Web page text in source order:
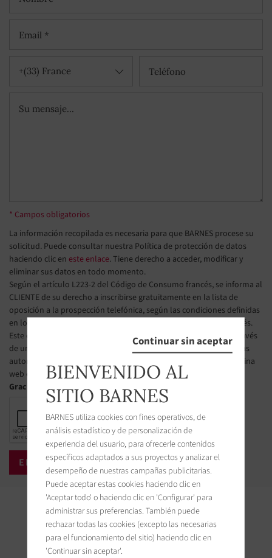
+(33) France
* Campos obligatorios
La información recopilada es necesaria para que BARNES procese su
solicitud. Puede consultar nuestra Política de protección de datos
haciendo clic en este enlace. Tiene derecho a acceder, modificar y
eliminar sus datos en todo momento.
Según el artículo L223-2 del Código de Consumo francés, se informa al
CLIENTE de su derecho a inscribirse gratuitamente en la lista de
oposición a la prospección telefónica, según las condiciones definidas
en los artículos L223-1 y siguientes del Código de Consumo francés.
Este derecho de oposición puede ser ejercido por el CLIENTE a través
de una página web gestionado por el organismo designado por las
autoridades públicas francesas para administrar esta lista. La página
web es la siguiente : https://www.bloctel.gouv.fr.
Gracias marcar la casilla
Propiedades cercanas
Continuar sin aceptar
BIENVENIDO AL
SITIO BARNES
BARNES utiliza cookies con fines operativos, de
análisis estadístico y de personalización de
experiencia del usuario, para ofrecerle contenidos
específicos adaptados a sus proyectos y analizar el
desempeño de nuestras campañas publicitarias.
Puede aceptar estas cookies haciendo clic en
'Aceptar todo' o haciendo clic en 'Configurar' para
administrar sus preferencias. También puede
rechazar todas las cookies (excepto las necesarias
para el funcionamiento del sitio) haciendo clic en
'Continuar sin aceptar'.